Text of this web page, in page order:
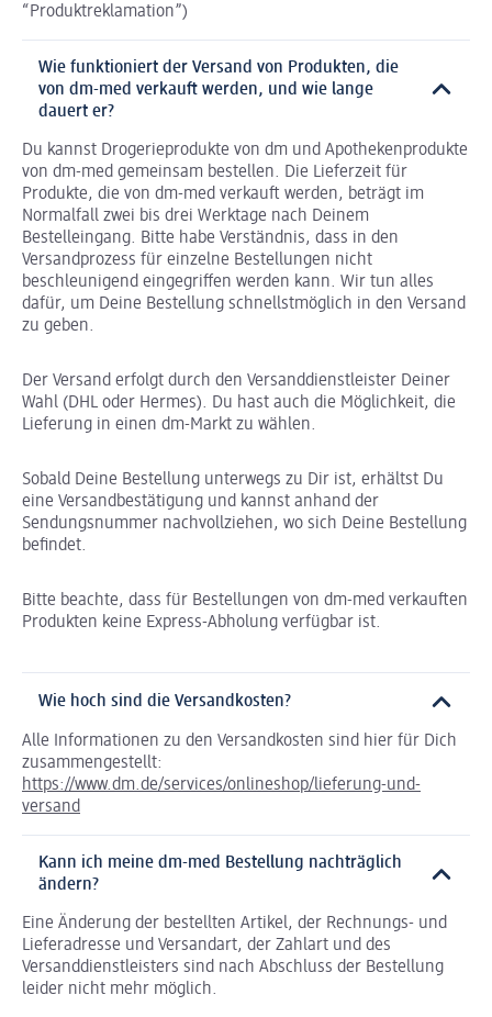
“Produktreklamation”)
Wie funktioniert der Versand von Produkten, die
von dm-med verkauft werden, und wie lange
dauert er?
Du kannst Drogerieprodukte von dm und Apothekenprodukte
von dm-med gemeinsam bestellen. Die Lieferzeit für
Produkte, die von dm-med verkauft werden, beträgt im
Normalfall zwei bis drei Werktage nach Deinem
Bestelleingang. Bitte habe Verständnis, dass in den
Versandprozess für einzelne Bestellungen nicht
beschleunigend eingegriffen werden kann. Wir tun alles
dafür, um Deine Bestellung schnellstmöglich in den Versand
zu geben.
Der Versand erfolgt durch den Versanddienstleister Deiner
Wahl (DHL oder Hermes). Du hast auch die Möglichkeit, die
Lieferung in einen dm-Markt zu wählen.
Sobald Deine Bestellung unterwegs zu Dir ist, erhältst Du
eine Versandbestätigung und kannst anhand der
Sendungsnummer nachvollziehen, wo sich Deine Bestellung
befindet.
Bitte beachte, dass für Bestellungen von dm-med verkauften
Produkten keine Express-Abholung verfügbar ist.
Wie hoch sind die Versandkosten?
Alle Informationen zu den Versandkosten sind hier für Dich
zusammengestellt:
https://www.dm.de/services/onlineshop/lieferung-und-
versand
Kann ich meine dm-med Bestellung nachträglich
ändern?
Eine Änderung der bestellten Artikel, der Rechnungs- und
Lieferadresse und Versandart, der Zahlart und des
Versanddienstleisters sind nach Abschluss der Bestellung
leider nicht mehr möglich.